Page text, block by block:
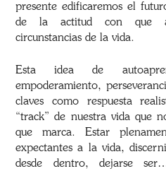
presente edificaremos el
de la actitud con que
circunstancias de la vida.
Esta idea de
empoderamiento,
claves como respuesta
“track” de nuestra vida que
que marca. Estar
expectantes a la vida,
desde dentro, dejarse